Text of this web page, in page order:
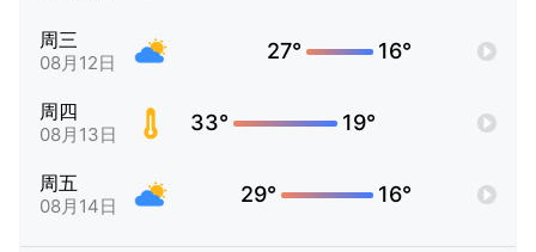
周三
08月12日 27° 16°
周四
08月13日 33° 19°
周五
08月14日 29° 16°